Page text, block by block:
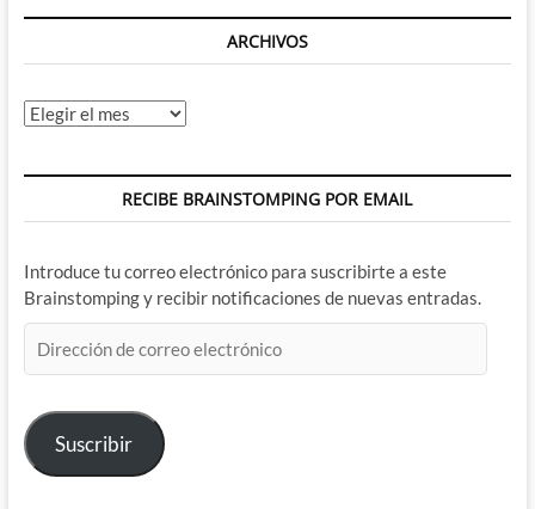
ARCHIVOS
Archivos
RECIBE BRAINSTOMPING POR EMAIL
Introduce tu correo electrónico para suscribirte a este
Brainstomping y recibir notificaciones de nuevas entradas.
de
electrónico
Suscribir